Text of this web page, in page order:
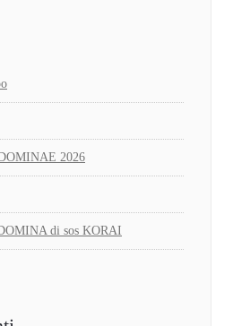
2026
di sos KORAI